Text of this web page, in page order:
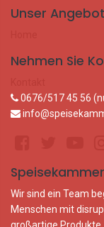
Unser Angebot
Nehmen Sie
0676/517 45 56
Wir sind ein Team
Menschen mit